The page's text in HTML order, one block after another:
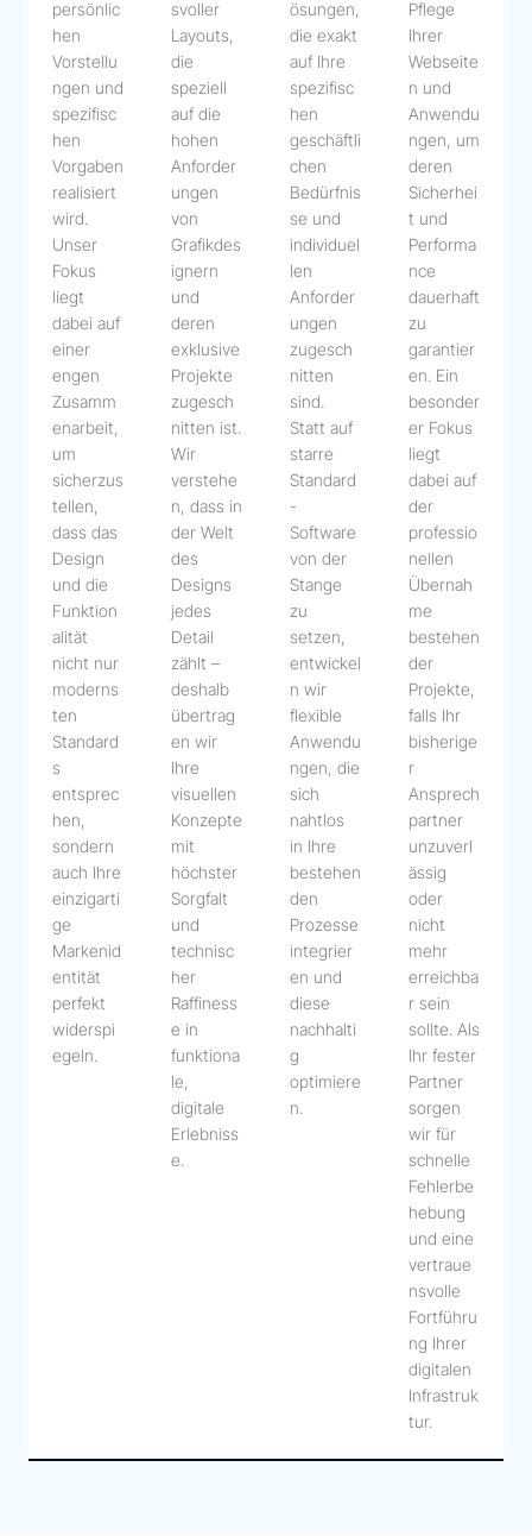
persönlic
hen
Vorstellu
ngen und
spezifisc
hen
Vorgaben
realisiert
wird.
Unser
Fokus
liegt
dabei auf
einer
engen
Zusamm
enarbeit,
um
sicherzus
tellen,
dass das
Design
und die
Funktion
alität
nicht nur
moderns
ten
Standard
s
entsprec
hen,
sondern
auch Ihre
einzigarti
ge
Markenid
entität
perfekt
widerspi
egeln.
svoller
Layouts,
die
speziell
auf die
hohen
Anforder
ungen
von
Grafikdes
ignern
und
deren
exklusive
Projekte
zugesch
nitten ist.
Wir
verstehe
n, dass in
der Welt
des
Designs
jedes
Detail
zählt –
deshalb
übertrag
en wir
Ihre
visuellen
Konzepte
mit
höchster
Sorgfalt
und
technisc
her
Raffiness
e in
funktiona
le,
digitale
Erlebniss
e.
ösungen,
die exakt
auf Ihre
spezifisc
hen
geschäftli
chen
Bedürfnis
se und
individuel
len
Anforder
ungen
zugesch
nitten
sind.
Statt auf
starre
Standard
-
Software
von der
Stange
zu
setzen,
entwickel
n wir
flexible
Anwendu
ngen, die
sich
nahtlos
in Ihre
bestehen
den
Prozesse
integrier
en und
diese
nachhalti
g
optimiere
n.
Pflege
Ihrer
Webseite
n und
Anwendu
ngen, um
deren
Sicherhei
t und
Performa
nce
dauerhaft
zu
garantier
en. Ein
besonder
er Fokus
liegt
dabei auf
der
professio
nellen
Übernah
me
bestehen
der
Projekte,
falls Ihr
bisherige
r
Ansprech
partner
unzuverl
ässig
oder
nicht
mehr
erreichba
r sein
sollte. Als
Ihr fester
Partner
sorgen
wir für
schnelle
Fehlerbe
hebung
und eine
vertraue
nsvolle
Fortführu
ng Ihrer
digitalen
Infrastruk
tur.